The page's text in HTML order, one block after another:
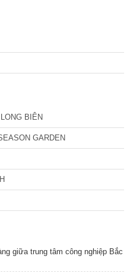
BIÊN
GARDEN
giữa trung tâm công nghiệp Bắc